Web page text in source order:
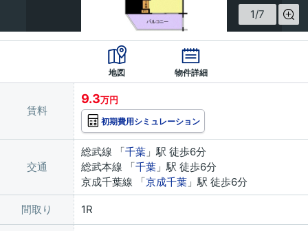
1/7
地図 物件詳細
賃料
9.3万円
初期費用シミュレーション
交通
総武線 「千葉 」駅 徒歩6分
総武本線 「千葉 」駅 徒歩6分
京成千葉線 「京成千葉 」駅 徒歩6分
間取り 1R